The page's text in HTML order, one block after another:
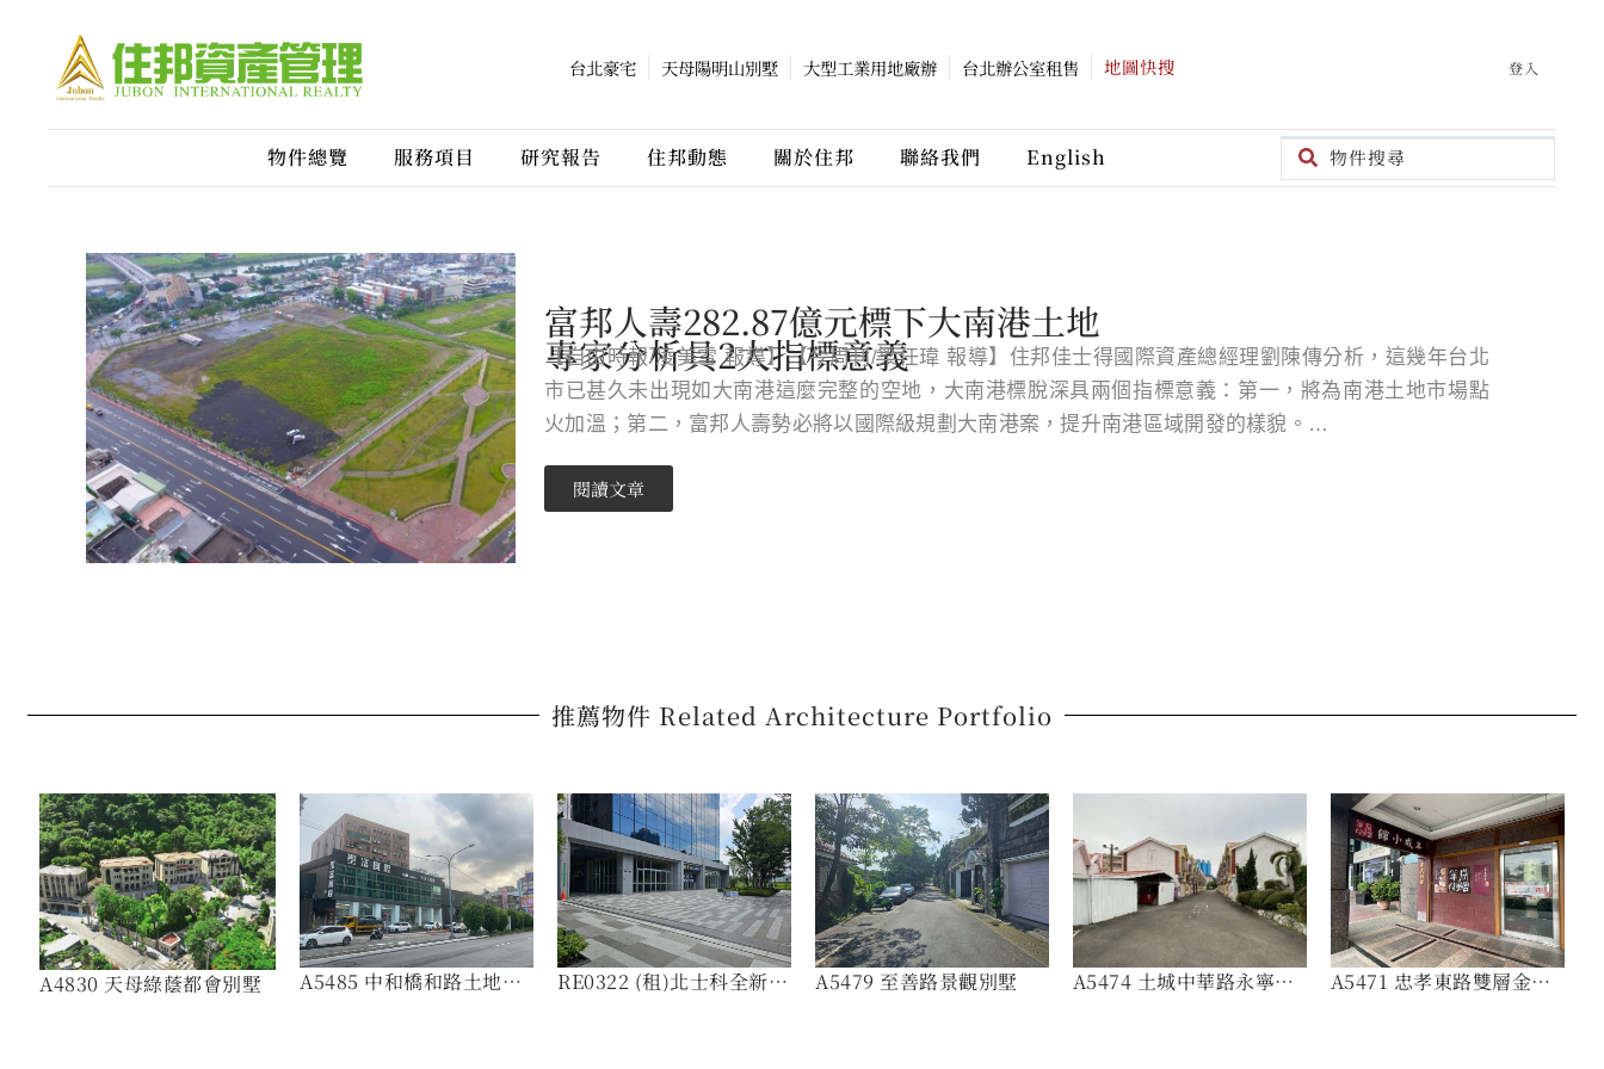
台北豪宅 天母陽明山別墅 大型工業用地廠辦 台北辦公室租售 地圖快搜 登入
物件總覽 服務項目 研究報告 住邦動態 關於住邦 聯絡我們 English
富邦人壽282.87億元標下大南港土地
專家分析具2大指標意義
【自由時報/凌美雪 報導】【今周刊/梁任瑋 報導】住邦佳士得國際資產總經理劉陳傳分析，這幾年台北
市已甚久未出現如大南港這麼完整的空地，大南港標脫深具兩個指標意義：第一，將為南港土地市場點
火加溫；第二，富邦人壽勢必將以國際級規劃大南港案，提升南港區域開發的樣貌。…
閱讀文章
推薦物件 Related Architecture Portfolio
A4830 天母綠蔭都會別墅 A5485 中和橋和路土地 RE0322 (租)北士科全新辦 A5479 至善路景觀別墅 A5474 土城中華路永寧千 A5471 忠孝東路雙層金店